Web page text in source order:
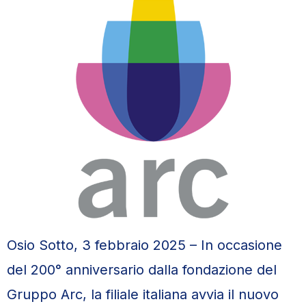
Osio Sotto, 3 febbraio 2025 – In occasione
del 200° anniversario dalla fondazione del
Gruppo Arc, la filiale italiana avvia il nuovo